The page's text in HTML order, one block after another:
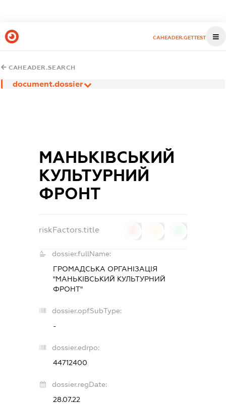
CAHEADER.GETTEST
CAHEADER.SEARCH
document.dossier
МАНЬКІВСЬКИЙ
КУЛЬТУРНИЙ
ФРОНТ
riskFactors.title
dossier.fullName:
ГРОМАДСЬКА ОРГАНІЗАЦІЯ
"МАНЬКІВСЬКИЙ КУЛЬТУРНИЙ
ФРОНТ"
dossier.opfSubType:
-
dossier.edrpo:
44712400
dossier.regDate:
28.07.22